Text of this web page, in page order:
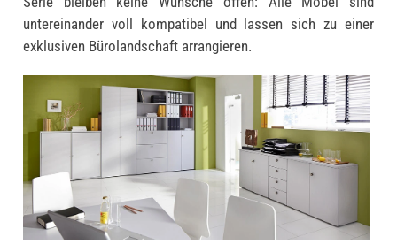
untereinander voll kompatibel und lassen sich zu einer
exklusiven Bürolandschaft arrangieren.